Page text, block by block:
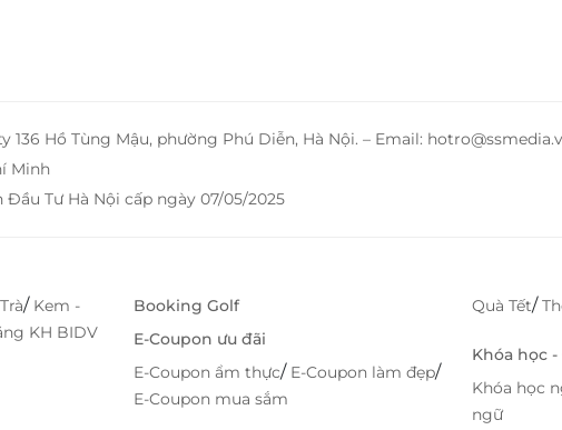
nổi bật:
hút.
136 Hồ Tùng Mậu, phường Phú Diễn, Hà Nội. – Email:
Minh
Tư Hà Nội cấp ngày 07/05/2025
/ Kem -
KH BIDV
Booking Golf
E-Coupon ưu đãi
E-Coupon ẩm thực/ E-Coupon làm đẹp/
E-Coupon mua sắm
Quà Tết/
Khóa học
Khóa học
ngữ